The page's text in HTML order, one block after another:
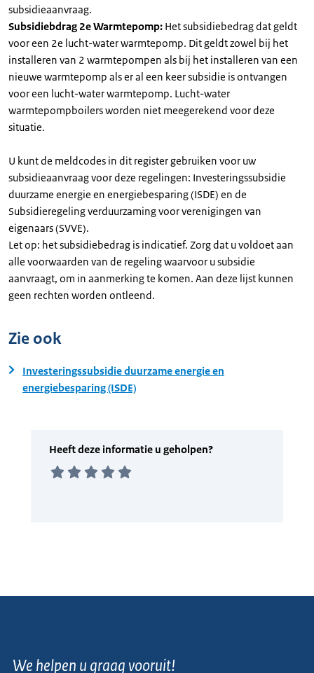
subsidieaanvraag.
Subsidiebdrag 2e Warmtepomp: Het subsidiebedrag dat geldt
voor een 2e lucht-water warmtepomp. Dit geldt zowel bij het
installeren van 2 warmtepompen als bij het installeren van een
nieuwe warmtepomp als er al een keer subsidie is ontvangen
voor een lucht-water warmtepomp. Lucht-water
warmtepompboilers worden niet meegerekend voor deze
situatie.
U kunt de meldcodes in dit register gebruiken voor uw
subsidieaanvraag voor deze regelingen: Investeringssubsidie
duurzame energie en energiebesparing (ISDE) en de
Subsidieregeling verduurzaming voor verenigingen van
eigenaars (SVVE).
Let op: het subsidiebedrag is indicatief. Zorg dat u voldoet aan
alle voorwaarden van de regeling waarvoor u subsidie
aanvraagt, om in aanmerking te komen. Aan deze lijst kunnen
geen rechten worden ontleend.
Zie ook
Investeringssubsidie duurzame energie en
energiebesparing (ISDE)
We helpen u graag vooruit!